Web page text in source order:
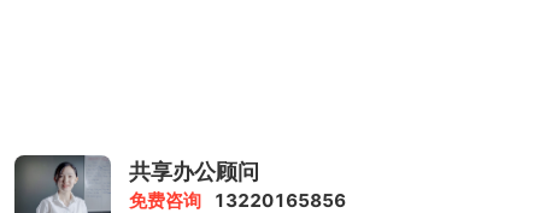
共享办公顾问
免费咨询
13220165856